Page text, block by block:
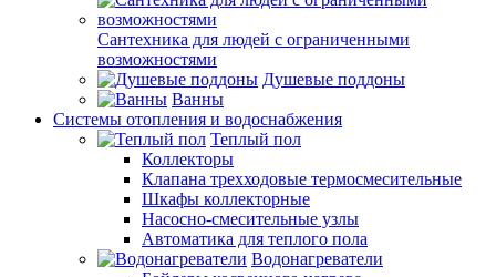
Сантехника для людей с ограниченными
возможностями
Душевые поддоны
Ванны
Системы отопления и водоснабжения
Теплый пол
Коллекторы
Клапана трехходовые термосмесительные
Шкафы коллекторные
Насосно-смесительные узлы
Автоматика для теплого пола
Водонагреватели